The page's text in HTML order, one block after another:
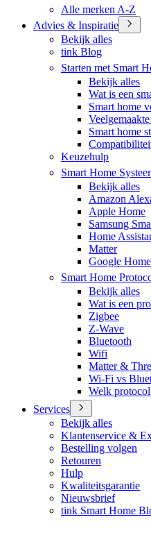
Alle merken A-Z
Advies & Inspiratie
Bekijk alles
tink Blog
Starten met Smart
Bekijk alles
Wat is een
Smart home
Smart home
Keuzehulp
Smart Home
Bekijk alles
Amazon
Apple Home
Samsung
Home
Matter
Google Home
Smart Home
Bekijk alles
Wat is een
Zigbee
Z-Wave
Bluetooth
Wifi
Matter &
Wi-Fi vs
Welk
Services
Bekijk alles
Klantenservice &
Bestelling volgen
Retouren
Hulp
Kwaliteitsgarantie
Nieuwsbrief
tink Smart Home